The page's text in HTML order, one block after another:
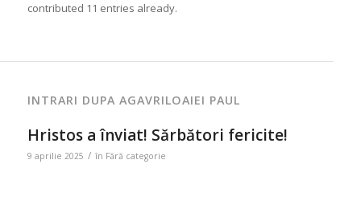
contributed 11 entries already.
INTRARI DUPA AGAVRILOAIEI PAUL
Hristos a înviat! Sărbători fericite!
9 aprilie 2025 / în Fără categorie